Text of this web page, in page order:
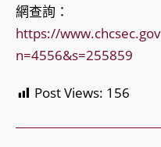
網查詢：
https://
n=4556&s=255859
Post Views: 156